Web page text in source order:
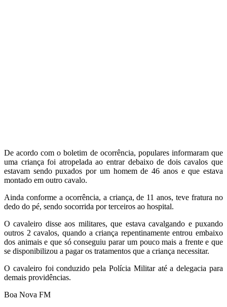
De acordo com o boletim de ocorrência, populares informaram que
uma criança foi atropelada ao entrar debaixo de dois cavalos que
estavam sendo puxados por um homem de 46 anos e que estava
montado em outro cavalo.
Ainda conforme a ocorrência, a criança, de 11 anos, teve fratura no
dedo do pé, sendo socorrida por terceiros ao hospital.
O cavaleiro disse aos militares, que estava cavalgando e puxando
outros 2 cavalos, quando a criança repentinamente entrou embaixo
dos animais e que só conseguiu parar um pouco mais a frente e que
se disponibilizou a pagar os tratamentos que a criança necessitar.
O cavaleiro foi conduzido pela Polícia Militar até a delegacia para
demais providências.
Boa Nova FM